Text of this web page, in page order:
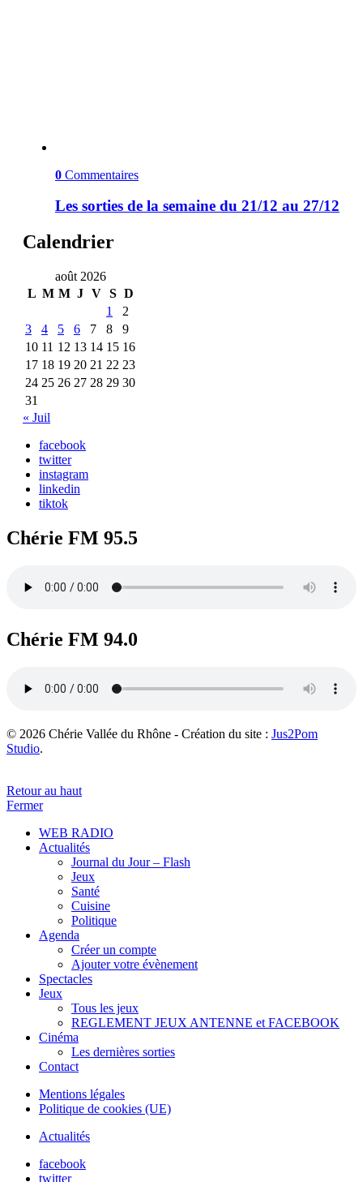
0 Commentaires
Les sorties de la semaine du 21/12 au 27/12
Calendrier
août 2026
L M M J V S D
1
2
3
4 5 6 7 8
9
10 11 12 13 14 15 16
17 18 19 20 21 22 23
24 25 26 27 28 29 30
31
« Juil
facebook
twitter
instagram
linkedin
tiktok
Chérie FM 95.5
Chérie FM 94.0
© 2026 Chérie Vallée du Rhône - Création du site : Jus2Pom
Studio.
Retour au haut
Fermer
WEB RADIO
Actualités
Journal du Jour – Flash
Jeux
Santé
Cuisine
Politique
Agenda
Créer un compte
Ajouter votre évènement
Spectacles
Jeux
Tous les jeux
REGLEMENT JEUX ANTENNE et FACEBOOK
Cinéma
Les dernières sorties
Contact
Mentions légales
Politique de cookies (UE)
Actualités
facebook
twitter